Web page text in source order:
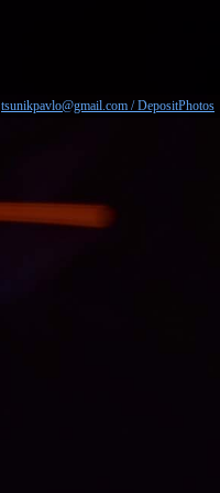
tsunikpavlo@gmail.com / DepositPhotos